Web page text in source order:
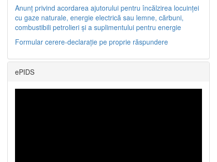
Anunț privind acordarea ajutorului pentru încălzirea locuinței
cu gaze naturale, energie electrică sau lemne, cărbuni,
combustibili petrolieri și a suplimentului pentru energie
Formular cerere-declarație pe proprie răspundere
ePIDS